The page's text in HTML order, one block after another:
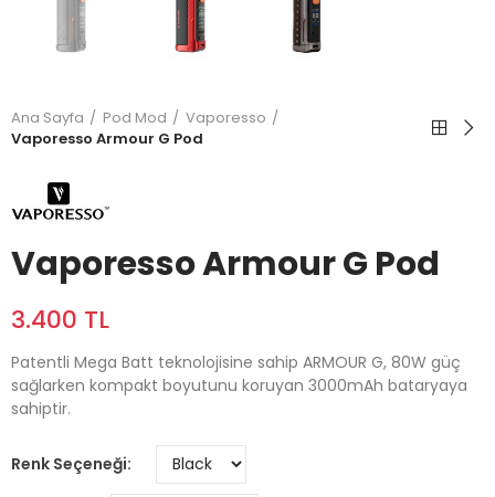
Ana Sayfa Pod Mod
Vaporesso
Vaporesso Armour G Pod
Vaporesso Armour G Pod
3.400 TL
Patentli Mega Batt teknolojisine sahip ARMOUR G, 80W güç
sağlarken kompakt boyutunu koruyan 3000mAh bataryaya
sahiptir.
Renk Seçeneği